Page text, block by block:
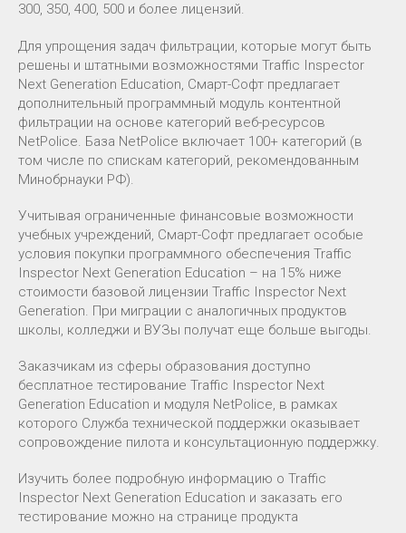
300, 350, 400, 500 и более лицензий.
Для упрощения задач фильтрации, которые могут быть
решены и штатными возможностями Traffic Inspector
Next Generation Education, Смарт-Софт предлагает
дополнительный программный модуль контентной
фильтрации на основе категорий веб-ресурсов
NetPolice. База NetPolice включает 100+ категорий (в
том числе по спискам категорий, рекомендованным
Минобрнауки РФ).
Учитывая ограниченные финансовые возможности
учебных учреждений, Смарт-Софт предлагает особые
условия покупки программного обеспечения Traffic
Inspector Next Generation Education – на 15% ниже
стоимости базовой лицензии Traffic Inspector Next
Generation. При миграции с аналогичных продуктов
школы, колледжи и ВУЗы получат еще больше выгоды.
Заказчикам из сферы образования доступно
бесплатное тестирование Traffic Inspector Next
Generation Education и модуля NetPolice, в рамках
которого Служба технической поддержки оказывает
сопровождение пилота и консультационную поддержку.
Изучить более подробную информацию о Traffic
Inspector Next Generation Education и заказать его
тестирование можно на странице продукта